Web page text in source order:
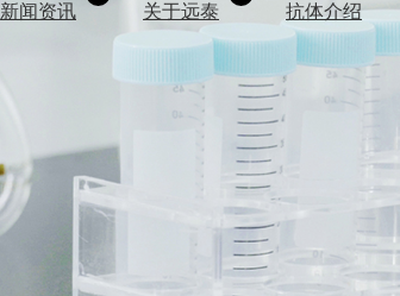
新闻资讯 关于远泰 抗体介绍